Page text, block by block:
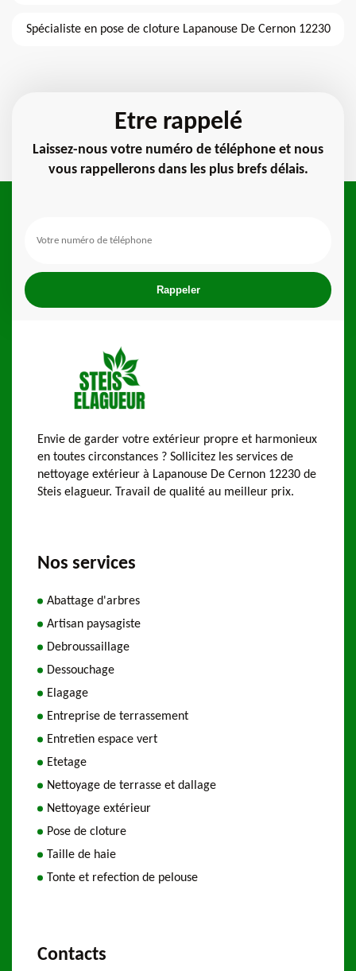
Spécialiste en pose de cloture Lapanouse De Cernon 12230
Etre rappelé
Laissez-nous votre numéro de téléphone et nous
vous rappellerons dans les plus brefs délais.
Envie de garder votre extérieur propre et harmonieux
en toutes circonstances ? Sollicitez les services de
nettoyage extérieur à Lapanouse De Cernon 12230 de
Steis elagueur. Travail de qualité au meilleur prix.
Nos services
Abattage d'arbres
Artisan paysagiste
Debroussaillage
Dessouchage
Elagage
Entreprise de terrassement
Entretien espace vert
Etetage
Nettoyage de terrasse et dallage
Nettoyage extérieur
Pose de cloture
Taille de haie
Tonte et refection de pelouse
Contacts